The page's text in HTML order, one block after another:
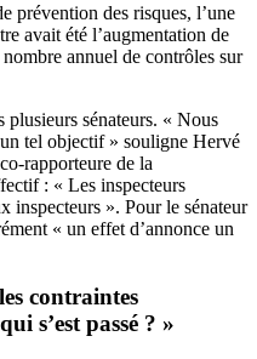
prévention des risques, l’une
avait été l’augmentation de
annuel de contrôles sur
sénateurs. « Nous
tel objectif » souligne Hervé
rapporteure de la
: « Les inspecteurs
inspecteurs ». Pour le sénateur
« un effet d’annonce un
contraintes
s’est passé ? »